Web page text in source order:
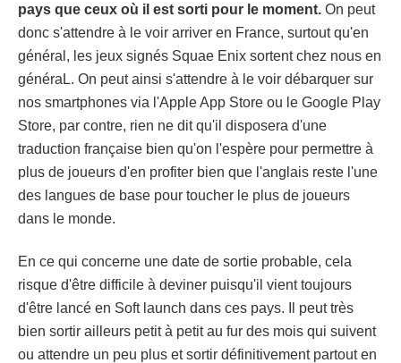
pays que ceux où il est sorti pour le moment. On peut
donc s'attendre à le voir arriver en France, surtout qu'en
général, les jeux signés Squae Enix sortent chez nous en
généraL. On peut ainsi s'attendre à le voir débarquer sur
nos smartphones via l'Apple App Store ou le Google Play
Store, par contre, rien ne dit qu'il disposera d'une
traduction française bien qu'on l'espère pour permettre à
plus de joueurs d'en profiter bien que l'anglais reste l'une
des langues de base pour toucher le plus de joueurs
dans le monde.
En ce qui concerne une date de sortie probable, cela
risque d'être difficile à deviner puisqu'il vient toujours
d'être lancé en Soft launch dans ces pays. Il peut très
bien sortir ailleurs petit à petit au fur des mois qui suivent
ou attendre un peu plus et sortir définitivement partout en